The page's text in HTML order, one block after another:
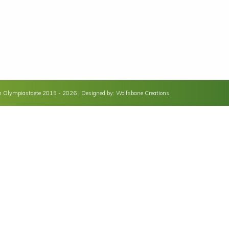
Olympiastaete 2015 - 2026 | Designed by: Wolfsbane Creations